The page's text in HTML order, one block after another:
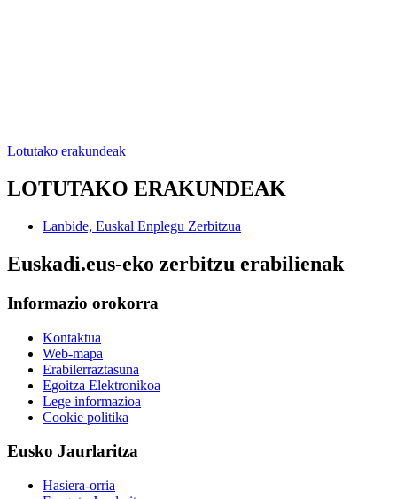
Lotutako erakundeak
LOTUTAKO ERAKUNDEAK
Lanbide, Euskal Enplegu Zerbitzua
Euskadi.eus-eko zerbitzu erabilienak
Informazio orokorra
Kontaktua
Web-mapa
Erabilerraztasuna
Egoitza Elektronikoa
Lege informazioa
Cookie politika
Eusko Jaurlaritza
Hasiera-orria